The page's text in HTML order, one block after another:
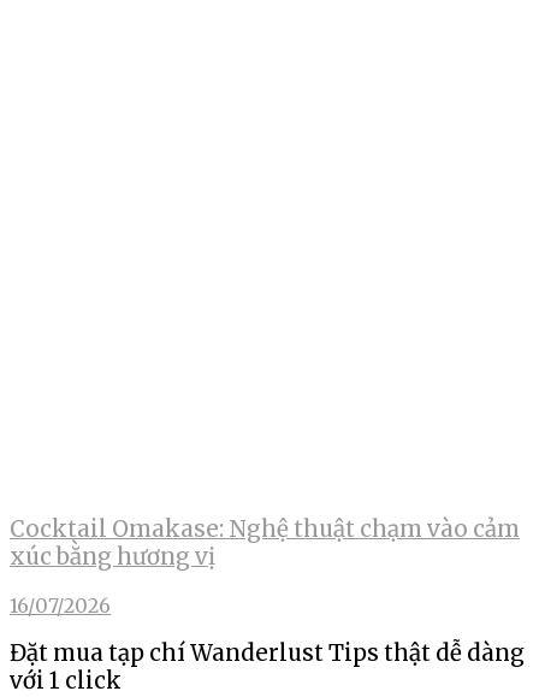
Cocktail Omakase: Nghệ thuật chạm vào cảm
xúc bằng hương vị
16/07/2026
Đặt mua tạp chí Wanderlust Tips thật dễ dàng
với 1 click